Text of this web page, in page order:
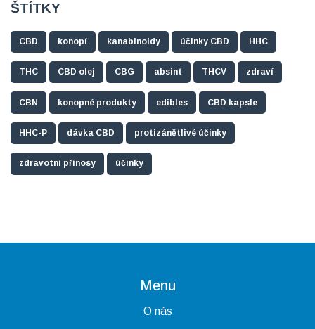
ŠTÍTKY
CBD konopí kanabinoidy účinky CBD HHC
THC CBD olej CBG absint THCV zdraví
CBN konopné produkty edibles CBD kapsle
HHC-P dávka CBD protizánětlivé účinky
zdravotní přínosy účinky
Menu
O nás